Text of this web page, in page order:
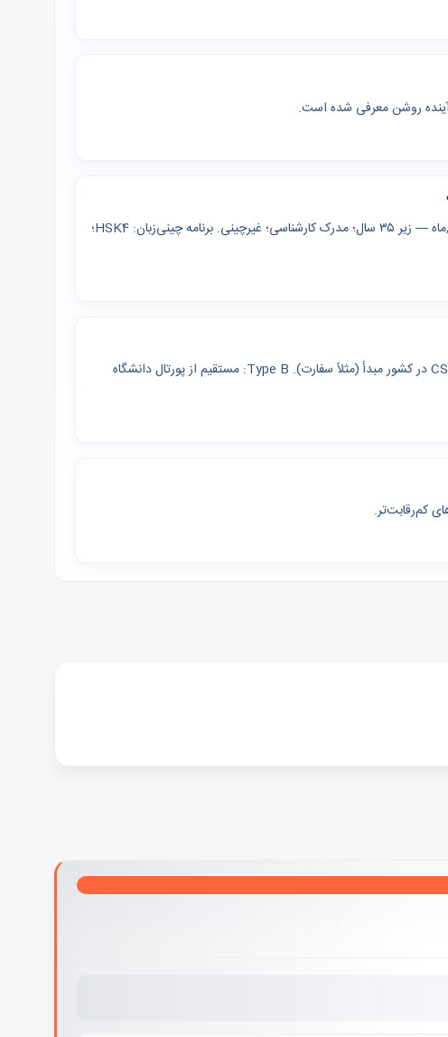
China Scholarship Council (CSC): شهریه + خوابگاه + بیمه + ۳٬۰۰۰ یوان/ماه — زیر ۳۵ سال؛ مدرک کارشناسی؛ غیرچینی. برنامه چینی‌زبان: HSK4؛
CSC: همان پوشش CSC — تفاوت در کانال اپلای — Type A: از طریق مرکز CSC در کشور مبدأ (مثلاً سفارت). Type B: مستقیم از پورتال دانشگاه